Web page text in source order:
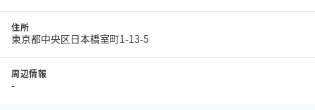
住所
東京都中央区日本橋室町1-13-5
周辺情報
-